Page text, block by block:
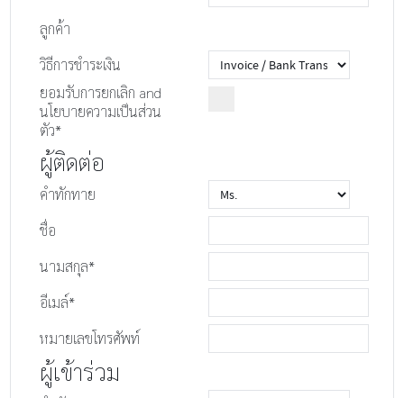
ลูกค้า
วิธีการชำระเงิน
ยอมรับการยกเลิก and
นโยบายความเป็นส่วน
ตัว*
ผู้ติดต่อ
คำทักทาย
ชื่อ
นามสกุล*
อีเมล์*
หมายเลขโทรศัพท์
ผู้เข้าร่วม